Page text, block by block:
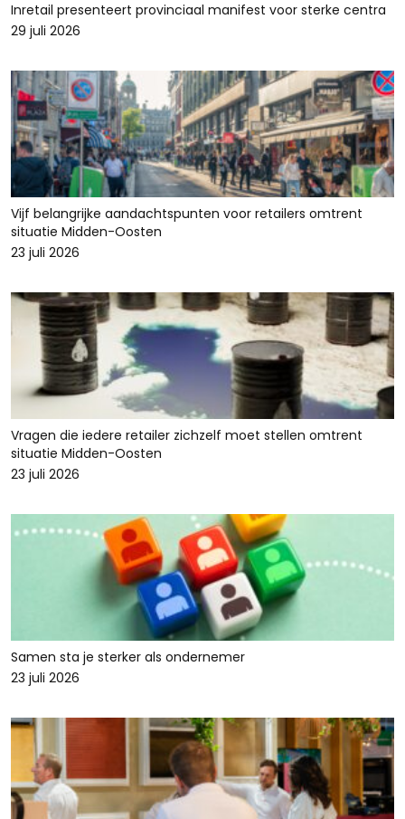
Inretail presenteert provinciaal manifest voor sterke centra
29 juli 2026
Vijf belangrijke aandachtspunten voor retailers omtrent
situatie Midden-Oosten
23 juli 2026
Vragen die iedere retailer zichzelf moet stellen omtrent
situatie Midden-Oosten
23 juli 2026
Samen sta je sterker als ondernemer
23 juli 2026